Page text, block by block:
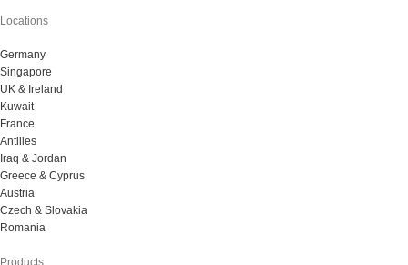
Locations
Germany
Singapore
UK & Ireland
Kuwait
France
Antilles
Iraq & Jordan
Greece & Cyprus
Austria
Czech & Slovakia
Romania
Products